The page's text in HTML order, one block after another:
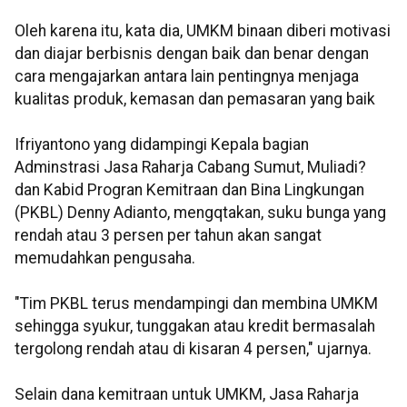
Oleh karena itu, kata dia, UMKM binaan diberi motivasi
dan diajar berbisnis dengan baik dan benar dengan
cara mengajarkan antara lain pentingnya menjaga
kualitas produk, kemasan dan pemasaran yang baik
Ifriyantono yang didampingi Kepala bagian
Adminstrasi Jasa Raharja Cabang Sumut, Muliadi?
dan Kabid Progran Kemitraan dan Bina Lingkungan
(PKBL) Denny Adianto, mengqtakan, suku bunga yang
rendah atau 3 persen per tahun akan sangat
memudahkan pengusaha.
"Tim PKBL terus mendampingi dan membina UMKM
sehingga syukur, tunggakan atau kredit bermasalah
tergolong rendah atau di kisaran 4 persen," ujarnya.
Selain dana kemitraan untuk UMKM, Jasa Raharja